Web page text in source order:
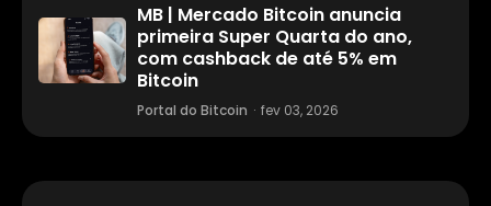
MB | Mercado Bitcoin anuncia
primeira Super Quarta do ano,
com cashback de até 5% em
Bitcoin
Portal do Bitcoin · fev 03, 2026